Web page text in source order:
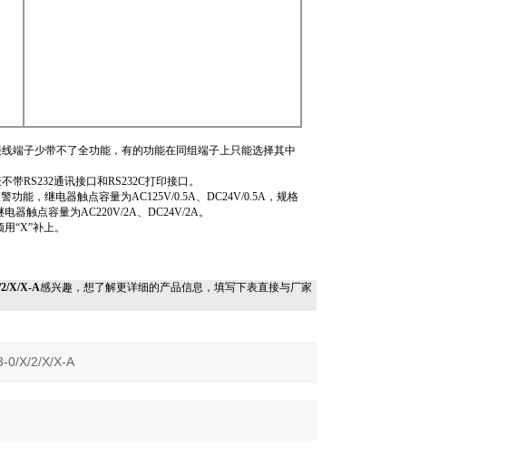
端子少带不了全功能，有的功能在同组端子上只能选择其中
RS232通讯接口和RS232C打印接口。
功能，继电器触点容量为AC125V/0.5A、DC24V/0.5A，规格
器触点容量为AC220V/2A、DC24V/2A。
“X”补上。
X/X-A感兴趣，想了解更详细的产品信息，填写下表直接与厂家